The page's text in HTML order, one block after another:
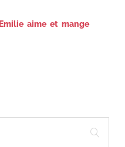
Emilie aime et mange